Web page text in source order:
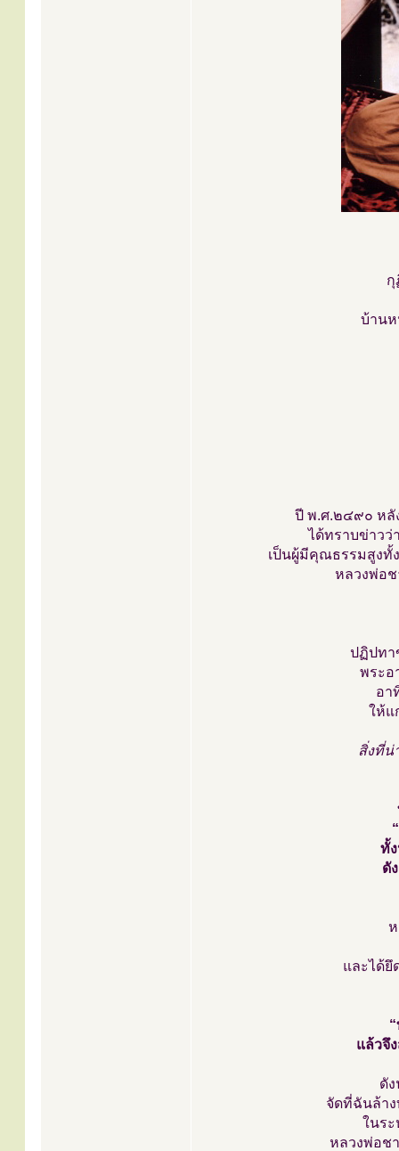
กุ
บ้าน
ปี พ.ศ.๒๔๙๐ หลั
ได้ทราบข่าวว่
เป็นผู้มีคุณธรรมสูงทั้
หลวงพ่อช
ปฏิปทา
พระอ
อา
ให้แ
สิ่งที่น่
ทั้
ดั
และได้
แล้วจึ
ดั
จัดที่ฉันล้าง
ในร
หลวงพ่อช